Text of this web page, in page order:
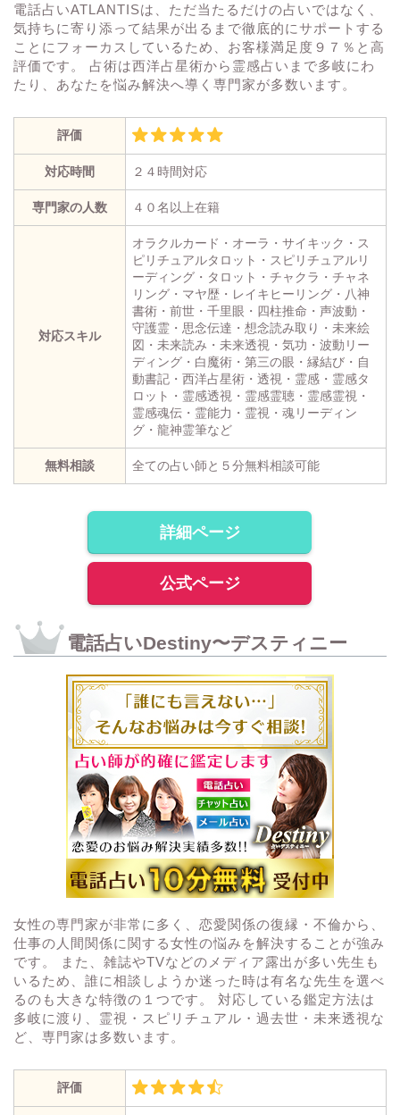
電話占いATLANTISは、ただ当たるだけの占いではなく、
気持ちに寄り添って結果が出るまで徹底的にサポートする
ことにフォーカスしているため、お客様満足度９７％と高
評価です。 占術は西洋占星術から霊感占いまで多岐にわ
たり、あなたを悩み解決へ導く専門家が多数います。
評価
対応時間 ２４時間対応
専門家の人数 ４０名以上在籍
対応スキル
オラクルカード・オーラ・サイキック・ス
ピリチュアルタロット・スピリチュアルリ
ーディング・タロット・チャクラ・チャネ
リング・マヤ歴・レイキヒーリング・八神
書術・前世・千里眼・四柱推命・声波動・
守護霊・思念伝達・想念読み取り・未来絵
図・未来読み・未来透視・気功・波動リー
ディング・白魔術・第三の眼・縁結び・自
動書記・西洋占星術・透視・霊感・霊感タ
ロット・霊感透視・霊感霊聴・霊感霊視・
霊感魂伝・霊能力・霊視・魂リーディン
グ・龍神霊筆など
無料相談 全ての占い師と５分無料相談可能
詳細ページ
公式ページ
電話占いDestiny〜デスティニー
女性の専門家が非常に多く、恋愛関係の復縁・不倫から、
仕事の人間関係に関する女性の悩みを解決することが強み
です。 また、雑誌やTVなどのメディア露出が多い先生も
いるため、誰に相談しようか迷った時は有名な先生を選べ
るのも大きな特徴の１つです。 対応している鑑定方法は
多岐に渡り、霊視・スピリチュアル・過去世・未来透視な
ど、専門家は多数います。
評価